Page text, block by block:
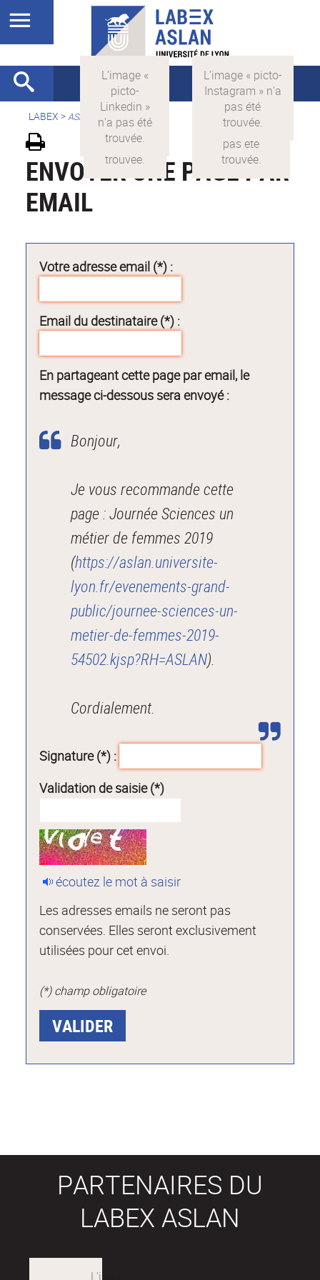
LABEX >ASLAN
ENVOYER UNE PAGE PAR
EMAIL
Votre adresse email (*) :
Email du destinataire (*) :
En partageant cette page par email, le
message ci-dessous sera envoyé :
Bonjour,
Je vous recommande cette
page : Journée Sciences un
métier de femmes 2019
(https://aslan.universite-
lyon.fr/evenements-grand-
public/journee-sciences-un-
metier-de-femmes-2019-
54502.kjsp?RH=ASLAN).
Cordialement.
Signature (*) :
Validation de saisie (*)
écoutez le mot à saisir
Les adresses emails ne seront pas
conservées. Elles seront exclusivement
utilisées pour cet envoi.
(*) champ obligatoire
PARTENAIRES DU
LABEX ASLAN